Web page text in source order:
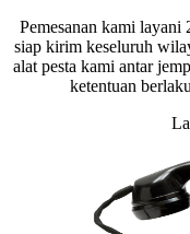
Pemesanan kami layani
siap kirim keseluruh
alat pesta kami antar
ketentuan